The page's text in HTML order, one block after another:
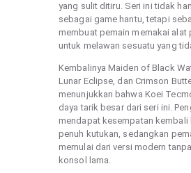
yang sulit ditiru. Seri ini tidak
sebagai game hantu, tetapi
membuat pemain memakai alat
untuk melawan sesuatu yang
Kembalinya Maiden of Black
Lunar Eclipse, dan Crimson
menunjukkan bahwa Koei
daya tarik besar dari seri ini.
mendapat kesempatan kembali
penuh kutukan, sedangkan
memulai dari versi modern
konsol lama.